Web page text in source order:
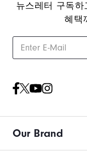
뉴스레터 구독
혜택
Our Brand